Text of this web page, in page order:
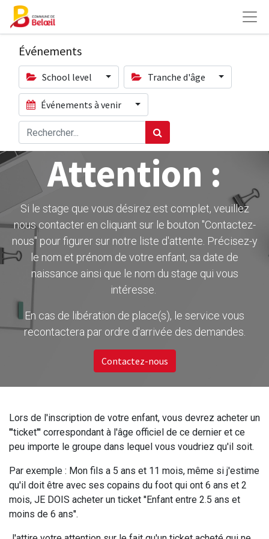
Événements
School level Tranche d'âge
Événements à venir
Attention :
Si le stage que vous désirez est complet, veuillez
nous contacter en cliquant sur le bouton ''Contactez-
nous" pour figurer sur notre liste d'attente. Précisez-y
le nom et prénom de votre enfant, sa date de
naissance ainsi que le nom du stage qui vous
intéresse.
En cas de libération de place(s), le service vous
recontactera par ordre d'arrivée des demandes.
Contactez-nous
Lors de l'inscription de votre enfant, vous devrez acheter un
'''ticket''' correspondant à l'âge officiel de ce dernier et ce
peu importe le groupe dans lequel vous voudriez qu'il soit.
Par exemple : Mon fils a 5 ans et 11 mois, même si j'estime
qu'il doit être avec ses copains du foot qui ont 6 ans et 2
mois, JE DOIS acheter un ticket ''Enfant entre 2.5 ans et
moins de 6 ans''.